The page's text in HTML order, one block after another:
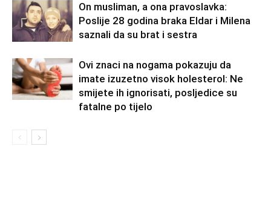
On musliman, a ona pravoslavka:
Poslije 28 godina braka Eldar i Milena
saznali da su brat i sestra
Ovi znaci na nogama pokazuju da
imate izuzetno visok holesterol: Ne
smijete ih ignorisati, posljedice su
fatalne po tijelo